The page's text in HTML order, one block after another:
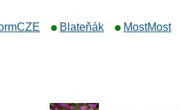
Blateňák MostMost